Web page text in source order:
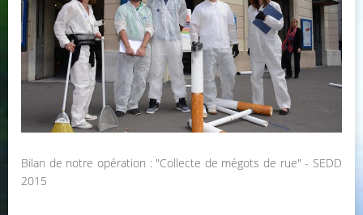
Bilan de notre opération : "Collecte de mégots de rue" - SEDD
2015